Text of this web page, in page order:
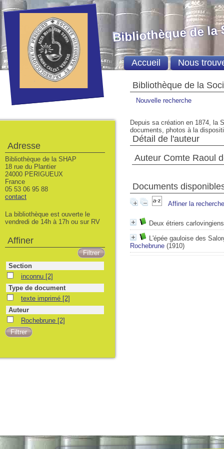
Bibliothèque de la
Nouvelle recherche
Depuis sa création en 1874, la
documents, photos à la
Détail de l'auteur
Auteur Comte Raoul
Documents
Affiner la recherche
Deux étriers
L'épée gauloise des
Rochebrune (1910)
Bibliothèque de la
Accueil Nous
Adresse
Bibliothèque de la SHAP
18 rue du Plantier
24000 PERIGUEUX
France
05 53 06 95 88
contact
La bibliothèque est ouverte le
vendredi de 14h à 17h ou sur RV
Affiner
Section
inconnu [2]
Type de document
texte imprimé [2]
Auteur
Rochebrune [2]